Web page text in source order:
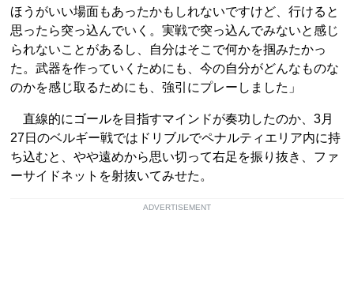
ほうがいい場面もあったかもしれないですけど、行けると
思ったら突っ込んでいく。実戦で突っ込んでみないと感じ
られないことがあるし、自分はそこで何かを掴みたかっ
た。武器を作っていくためにも、今の自分がどんなものな
のかを感じ取るためにも、強引にプレーしました」
直線的にゴールを目指すマインドが奏功したのか、3月
27日のベルギー戦ではドリブルでペナルティエリア内に持
ち込むと、やや遠めから思い切って右足を振り抜き、ファ
ーサイドネットを射抜いてみせた。
ADVERTISEMENT